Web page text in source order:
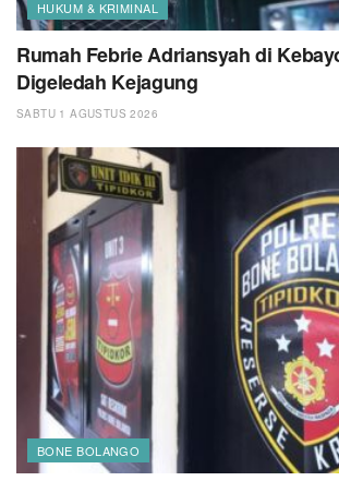
HUKUM & KRIMINAL
Rumah Febrie Adriansyah di
Digeledah Kejagung
SABTU 1 AGUSTUS 2026
BONE BOLANGO